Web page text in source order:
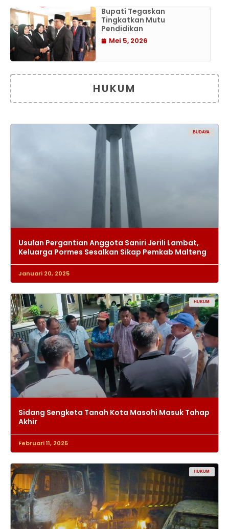
Bupati Tegaskan
Tingkatkan Mutu
Pendidikan
Mei 5, 2026
HUKUM
BUDAYA
Usulan Pergantian Anggota Saniri Jerili Lambat,
Keluarga Pormes Sesalkan Sikap Pemkab Malteng
Januari 20, 2025
HUKUM
Sidang Sengketa Tanah Kota Masohi Masuk Tahap
Akhir
Februari 11, 2025
HUKUM